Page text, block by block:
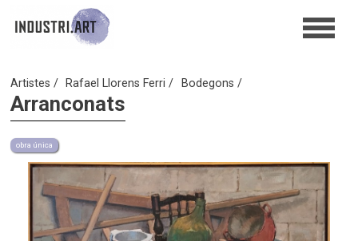
Artistes Rafael Llorens Ferri Bodegons
Arranconats
obra única